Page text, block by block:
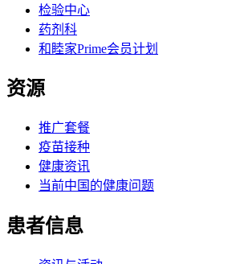
检验中心
药剂科
和睦家Prime会员计划
资源
推广套餐
疫苗接种
健康资讯
当前中国的健康问题
患者信息